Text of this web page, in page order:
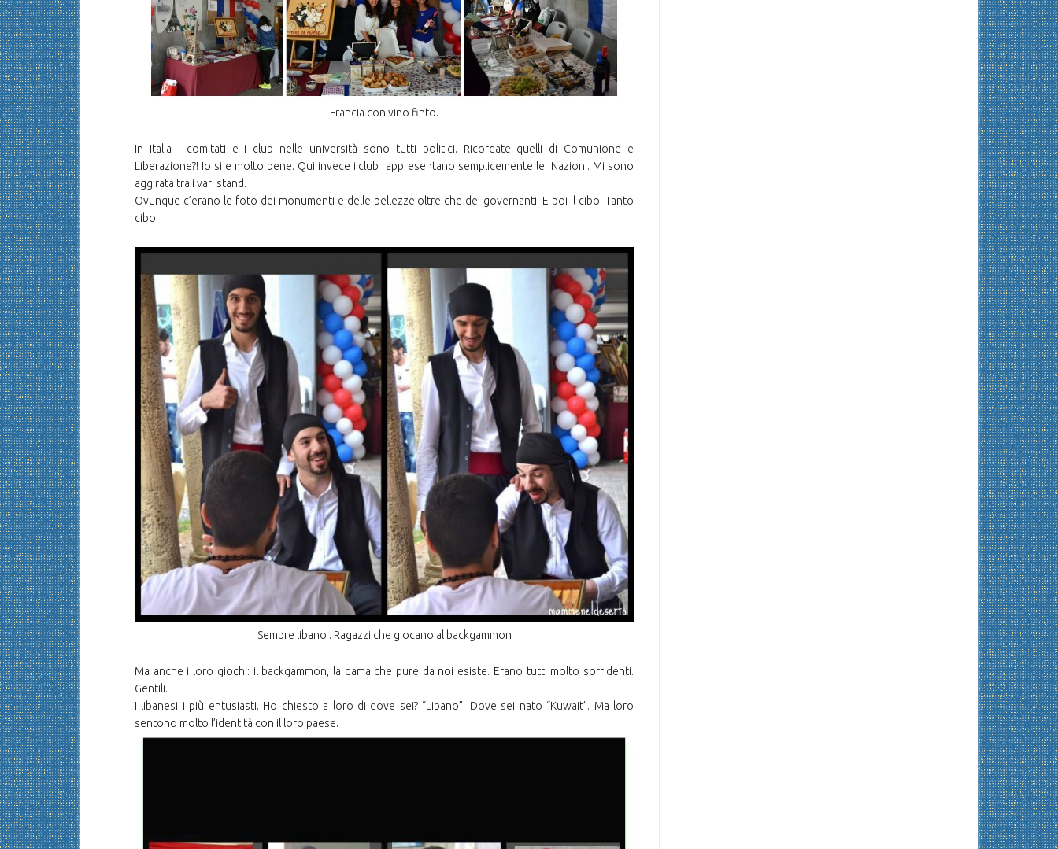
Francia con vino finto.
In Italia i comitati e i club nelle università sono tutti politici. Ricordate quelli di Comunione e
Liberazione?! Io si e molto bene. Qui invece i club rappresentano semplicemente le Nazioni. Mi sono
aggirata tra i vari stand.
Ovunque c’erano le foto dei monumenti e delle bellezze oltre che dei governanti. E poi il cibo. Tanto
cibo.
Sempre libano . Ragazzi che giocano al backgammon
Ma anche i loro giochi: il backgammon, la dama che pure da noi esiste. Erano tutti molto sorridenti.
Gentili.
I libanesi i più entusiasti. Ho chiesto a loro di dove sei? “Libano”. Dove sei nato “Kuwait”. Ma loro
sentono molto l’identità con il loro paese.